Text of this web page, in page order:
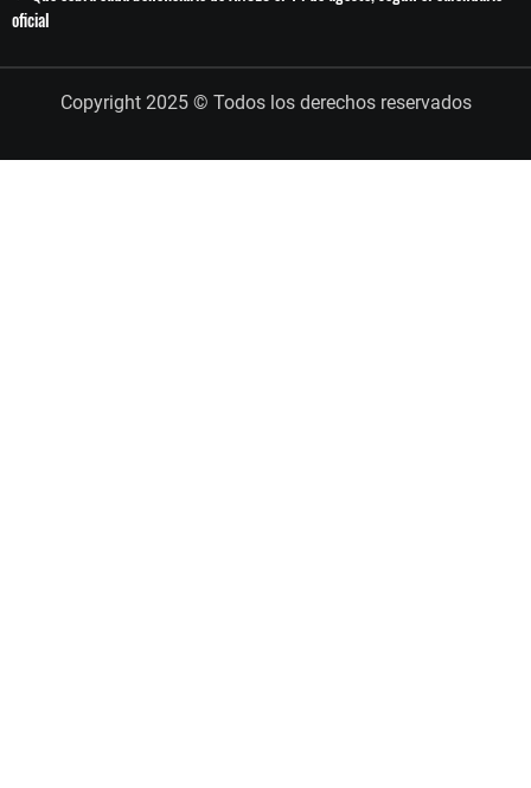
oficial
Copyright 2025 © Todos los derechos reservados